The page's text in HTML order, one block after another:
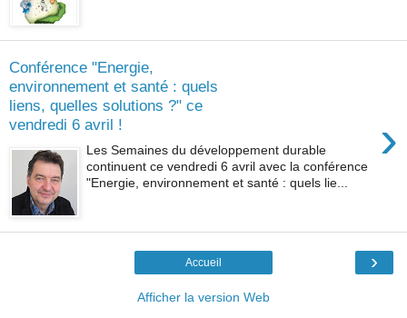
Conférence "Energie,
environnement et santé : quels
liens, quelles solutions ?" ce
vendredi 6 avril !
›
Les Semaines du développement durable
continuent ce vendredi 6 avril avec la conférence
"Energie, environnement et santé : quels lie...
›
Accueil
Afficher la version Web